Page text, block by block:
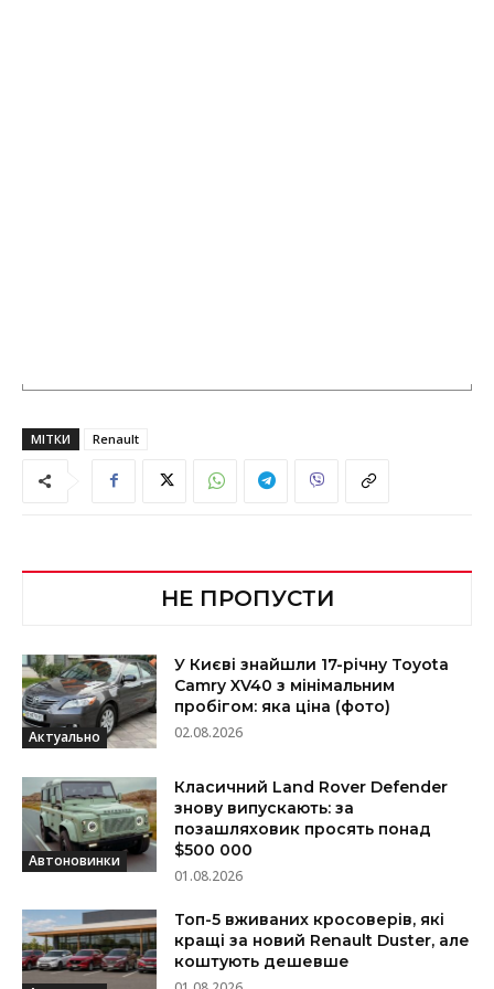
МІТКИ Renault
НЕ ПРОПУСТИ
Актуально
У Києві знайшли 17-річну Toyota
Camry XV40 з мінімальним
пробігом: яка ціна (фото)
02.08.2026
Автоновинки
Класичний Land Rover Defender
знову випускають: за
позашляховик просять понад
$500 000
01.08.2026
Топ-5 вживаних кросоверів, які
кращі за новий Renault Duster, але
коштують дешевше